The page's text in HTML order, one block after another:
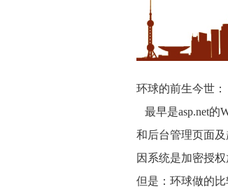
环球的前生今世：
最早是asp.net的
和后台管理页面及
因系统是加密授
但是：环球做的